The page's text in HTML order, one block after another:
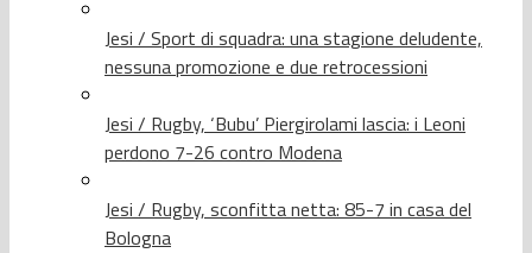
Jesi / Sport di squadra: una stagione deludente,
nessuna promozione e due retrocessioni
Jesi / Rugby, ‘Bubu’ Piergirolami lascia: i Leoni
perdono 7-26 contro Modena
Jesi / Rugby, sconfitta netta: 85-7 in casa del
Bologna